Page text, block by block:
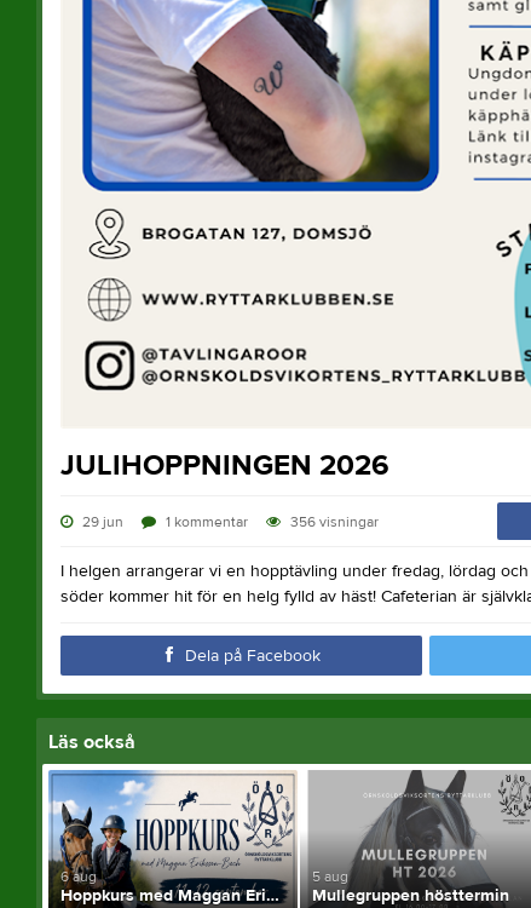
JULIHOPPNINGEN 2026
29 jun 1 kommentar 356visningar
I helgen arrangerar vi en hopptävling under fredag, lördag
söder kommer hit för en helg fylld av häst! Cafeterian är
Dela på Facebook
Läs också
6 aug
Hoppkurs med Maggan Eriksson-Bech 11-12 september
5 aug
Mullegruppen hösttermin